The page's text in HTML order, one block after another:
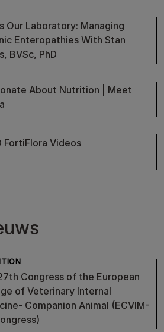
Our Laboratory: Managing
Enteropathies With Stan
BVSc, PhD
About Nutrition | Meet
FortiFlora Videos
Congress of the European
of Veterinary Internal
Companion Animal (ECVIM-